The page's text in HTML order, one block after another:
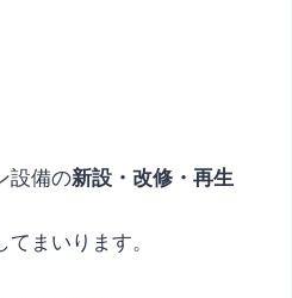
設備の新設・改修・再生
まいります。